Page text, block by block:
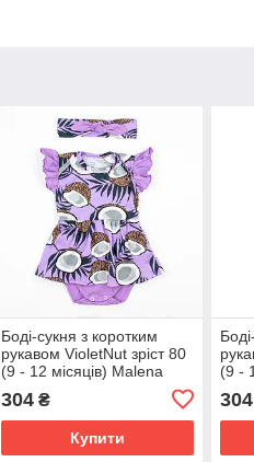
Боді-сукня з коротким
рукавом VioletNut зріст 80
(9 - 12 місяців) Malena
304₴
Купити
(9 -
304